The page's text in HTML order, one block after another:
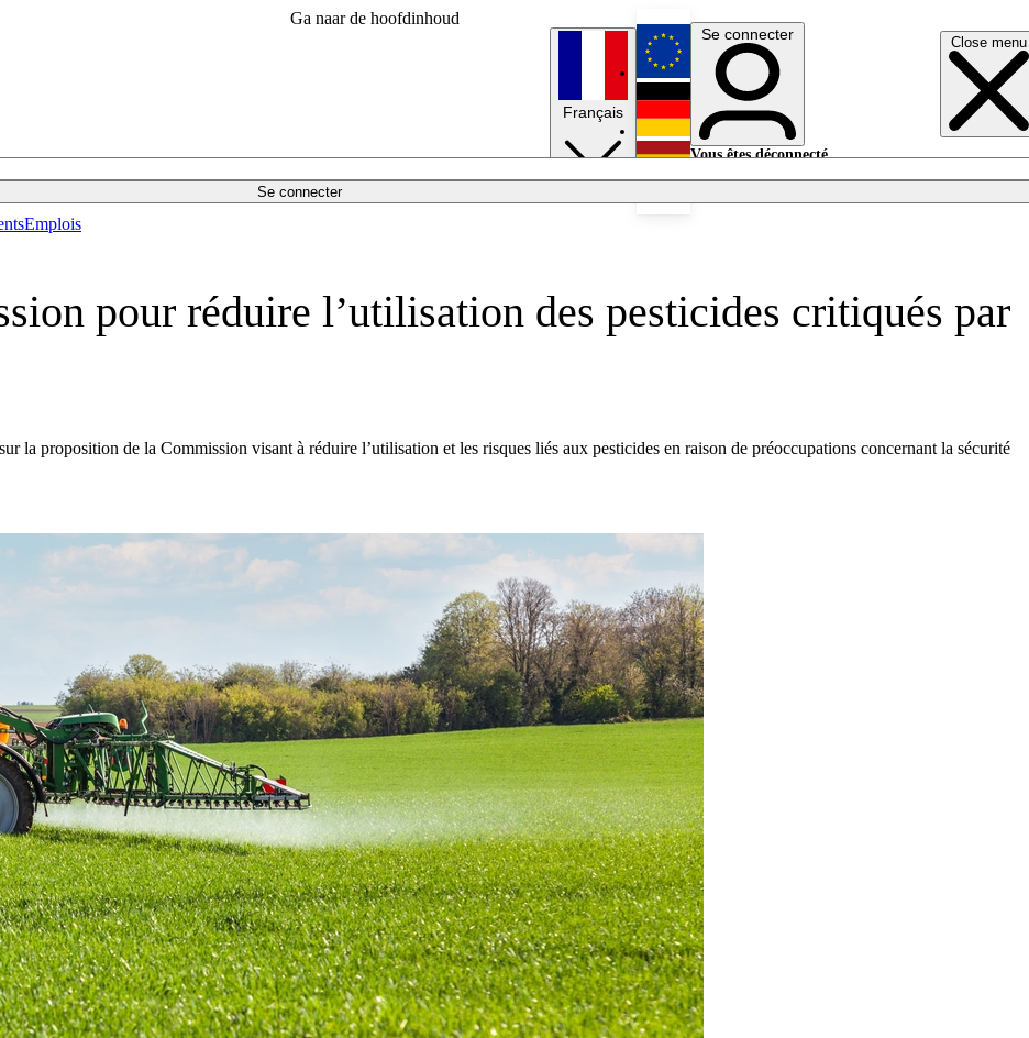
Ga naar de hoofdinhoud
Close menu
Se connecter
Emplois
Français
English
Deutsch
Se connecter
Vous êtes déconnecté.
pour réduire l’utilisation des pesticides critiqués par
la proposition de la Commission visant à réduire l’utilisation et les risques liés aux pesticides en raison de préoccupations concernant la sécurité